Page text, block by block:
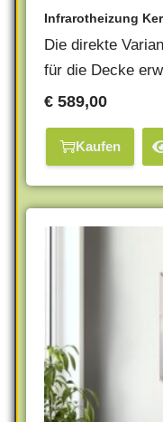
Infrarotheizung
Die direkte
für die Decke
€ 589,00
Kaufen